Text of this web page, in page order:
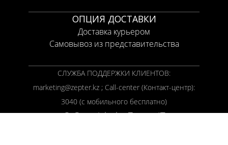
ОПЦИЯ ДОСТАВКИ
Доставка курьером
Самовывоз из представительства
СЛУЖБА ПОДДЕРЖКИ КЛИЕНТОВ:
marketing@zepter.kz ; Call-center (Контакт-центр):
3040 (с мобильного бесплатно)
© Copyright byZepter IT